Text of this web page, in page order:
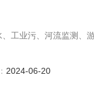
工业污、河流监测、
2024-06-20